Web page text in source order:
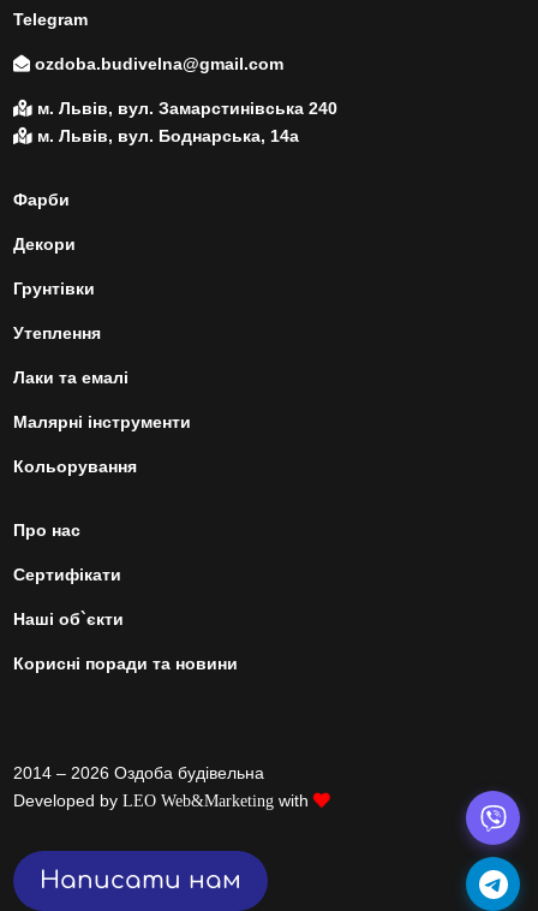
Telegram
ozdoba.budivelna@gmail.com
м. Львів, вул. Замарстинівська 240
м. Львів, вул. Боднарська, 14а
Фарби
Декори
Грунтівки
Утеплення
Лаки та емалі
Малярні інструменти
Кольорування
Про нас
Сертифікати
Наші об`єкти
Корисні поради та новини
2014 – 2026 Оздоба будівельна
Developed byLEO Web&Marketing with
Написати нам